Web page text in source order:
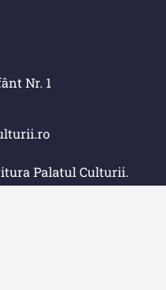
mediere
Nr. 1
Palatul Culturii.